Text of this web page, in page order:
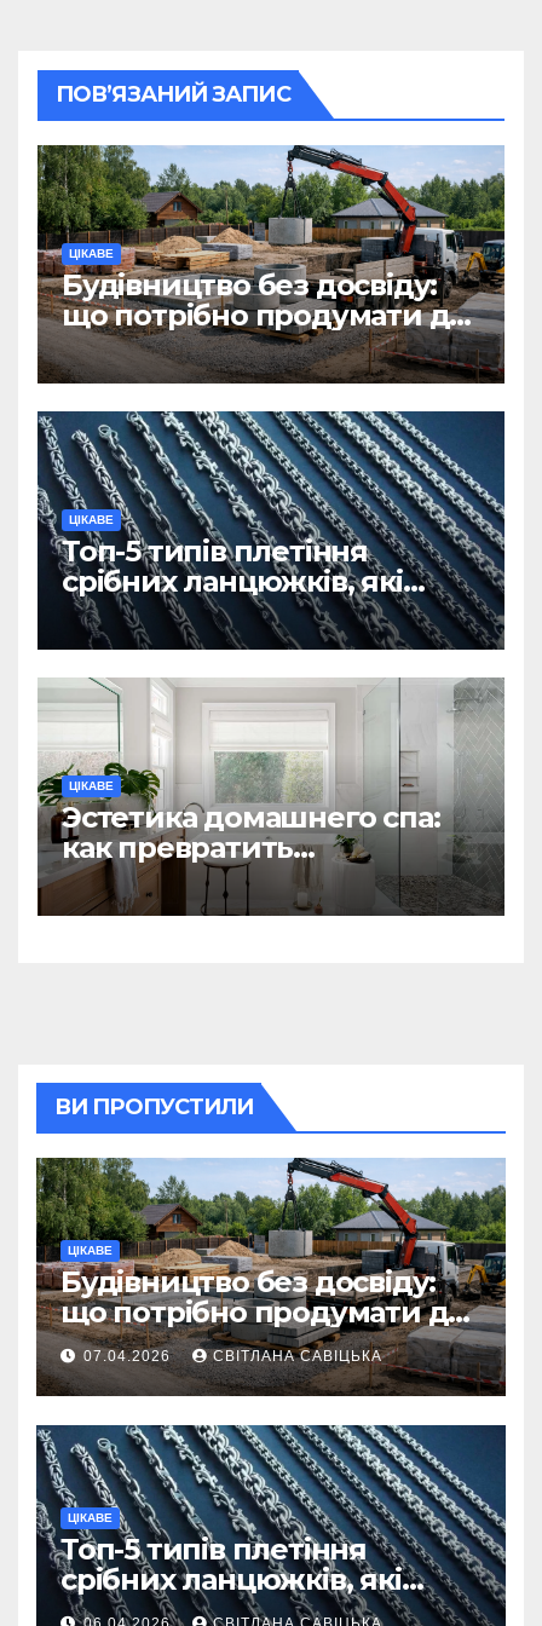
ПОВ’ЯЗАНИЙ ЗАПИС
ЦІКАВЕ
Будівництво без досвіду:
що потрібно продумати до
першої доставки на
ділянку
ЦІКАВЕ
Топ-5 типів плетіння
срібних ланцюжків, які
вважаються
найнадійнішими
ЦІКАВЕ
Эстетика домашнего спа:
как превратить
ежедневную гигиену в
восстанавливающий
ВИ ПРОПУСТИЛИ
ЦІКАВЕ
Будівництво без досвіду:
що потрібно продумати до
першої доставки на
ділянку
07.04.2026 СВІТЛАНА САВІЦЬКА
ЦІКАВЕ
Топ-5 типів плетіння
срібних ланцюжків, які
вважаються